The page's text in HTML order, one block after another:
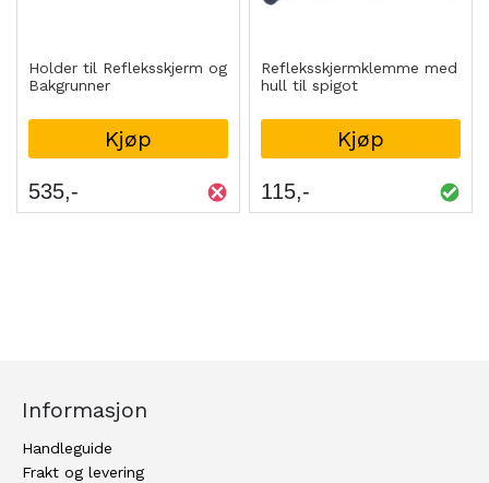
Holder til Refleksskjerm og
Bakgrunner
Kjøp
535
Refleksskjermklemme med
hull til spigot
Kjøp
115
Informasjon
Handleguide
Frakt og levering